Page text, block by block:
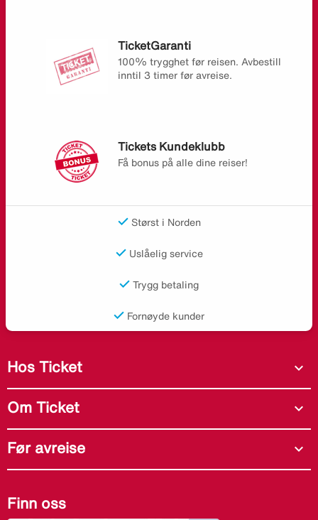
TicketGaranti
100% trygghet før reisen. Avbestill
inntil 3 timer før avreise.
Tickets Kundeklubb
Få bonus på alle dine reiser!
Størst i Norden
Uslåelig service
Trygg betaling
Fornøyde kunder
Hos Ticket expand_more
Om Ticket expand_more
Før avreise expand_more
Finn oss